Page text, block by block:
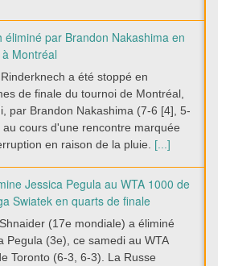
éliminé par Brandon Nakashima en
Montréal
a été stoppé en
de finale du tournoi de Montréal,
par Brandon Nakashima (7-6 [4], 5-
au cours d'une rencontre marquée
en raison de la pluie. [...]
Jessica Pegula au WTA 1000 de
Swiatek en quarts de finale
(17e mondiale) a éliminé
Pegula (3e), ce samedi au WTA
Toronto (6-3, 6-3). La Russe